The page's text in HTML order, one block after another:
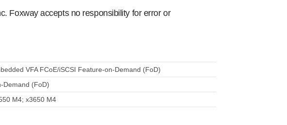
Foxway accepts no responsibility for error or
VFA FCoE/iSCSI Feature-on-Demand (FoD)
Demand (FoD)
M4; x3650 M4